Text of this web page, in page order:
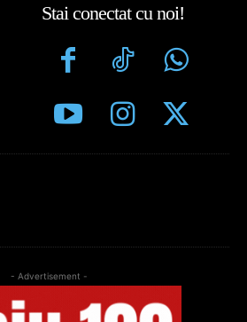
Stai conectat cu noi!
- Advertisement -